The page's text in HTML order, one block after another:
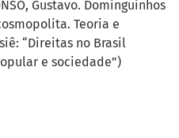
Gustavo. Dominguinhos
Teoria e
“Direitas no Brasil
e sociedade”)